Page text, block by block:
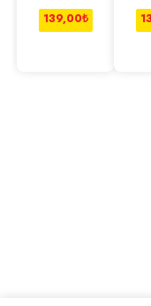
Yasemin Özlü
600 ml
139,00₺